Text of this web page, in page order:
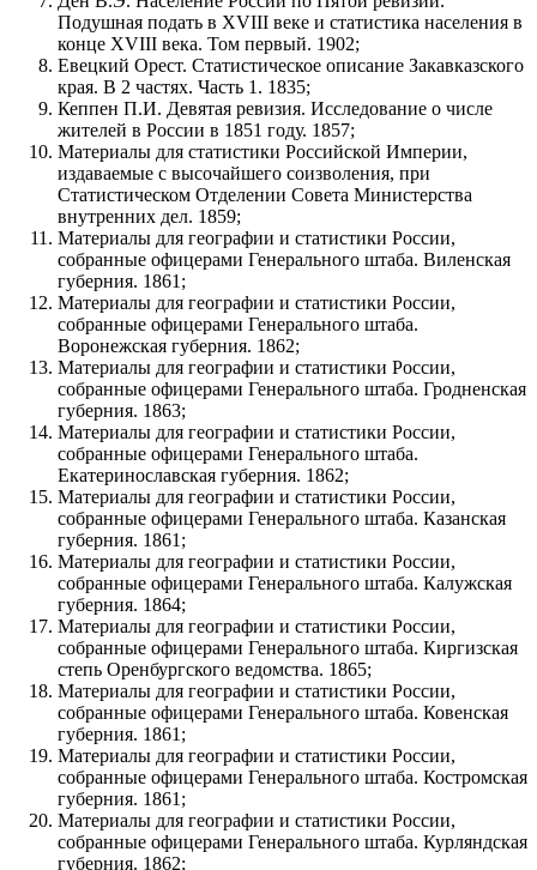
Подушная подать в XVIII веке и статистика населения в
конце XVIII века. Том первый. 1902;
Евецкий Орест. Статистическое описание Закавказского
края. В 2 частях. Часть 1. 1835;
Кеппен П.И. Девятая ревизия. Исследование о числе
жителей в России в 1851 году. 1857;
Материалы для статистики Российской Империи,
издаваемые с высочайшего соизволения, при
Статистическом Отделении Совета Министерства
внутренних дел. 1859;
Материалы для географии и статистики России,
собранные офицерами Генерального штаба. Виленская
губерния. 1861;
Материалы для географии и статистики России,
собранные офицерами Генерального штаба.
Воронежская губерния. 1862;
Материалы для географии и статистики России,
собранные офицерами Генерального штаба. Гродненская
губерния. 1863;
Материалы для географии и статистики России,
собранные офицерами Генерального штаба.
Екатеринославская губерния. 1862;
Материалы для географии и статистики России,
собранные офицерами Генерального штаба. Казанская
губерния. 1861;
Материалы для географии и статистики России,
собранные офицерами Генерального штаба. Калужская
губерния. 1864;
Материалы для географии и статистики России,
собранные офицерами Генерального штаба. Киргизская
степь Оренбургского ведомства. 1865;
Материалы для географии и статистики России,
собранные офицерами Генерального штаба. Ковенская
губерния. 1861;
Материалы для географии и статистики России,
собранные офицерами Генерального штаба. Костромская
губерния. 1861;
Материалы для географии и статистики России,
собранные офицерами Генерального штаба. Курляндская
губерния. 1862;